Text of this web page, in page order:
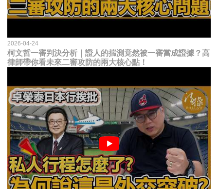
2026-04-24
柯文哲一審判決分析｜證人的揣測竟然被一審當成證據？高
律師帶你看未來二審攻防的兩大核心點！